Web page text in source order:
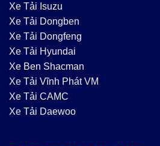
Xe Tải Isuzu
Xe Tải Dongben
Xe Tải Dongfeng
Xe Tải Hyundai
Xe Ben Shacman
Xe Tải Vĩnh Phát VM
Xe Tải CAMC
Xe Tải Daewoo